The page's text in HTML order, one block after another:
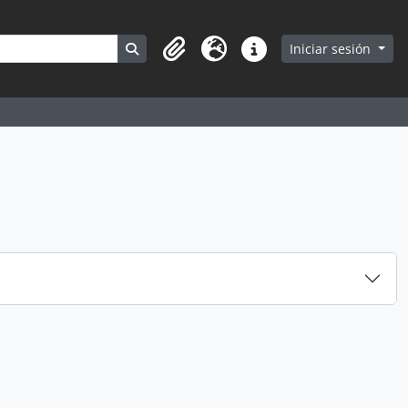
Search in browse page
Portapapeles
Idioma Enlaces rápidos
Iniciar sesión